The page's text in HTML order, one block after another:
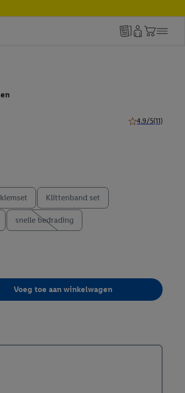
4.9/5(11)
Klittenband set
snelle bedrading
Voeg toe aan winkelwagen